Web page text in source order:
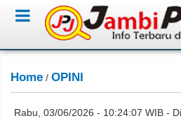
Home / OPINI
Rabu, 03/06/2026 - 10:24:07 WIB -